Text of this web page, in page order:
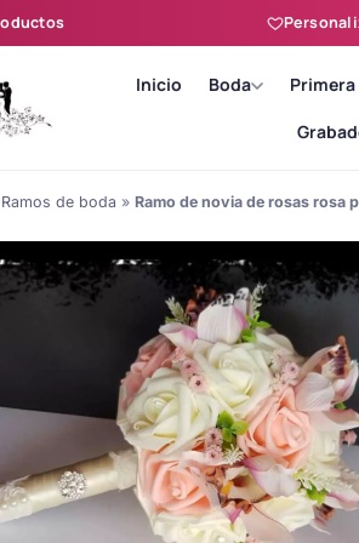
Inicio Boda
para Primera
personalizadas
Ramos de boda » Ramo de novia de rosas rosa